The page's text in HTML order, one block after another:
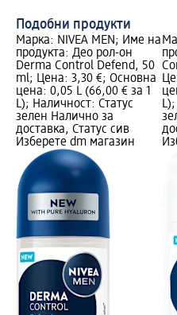
Подобни продукти
Марка: NIVEA MEN; Име на
продукта: Део рол-он
Derma Control Defend, 50
ml; Цена: 3,30 €; Основна
цена: 0,05 L (66,00 € за 1
L); Наличност: Статус
зелен Налично за
доставка, Статус сив
Изберете dm магазин